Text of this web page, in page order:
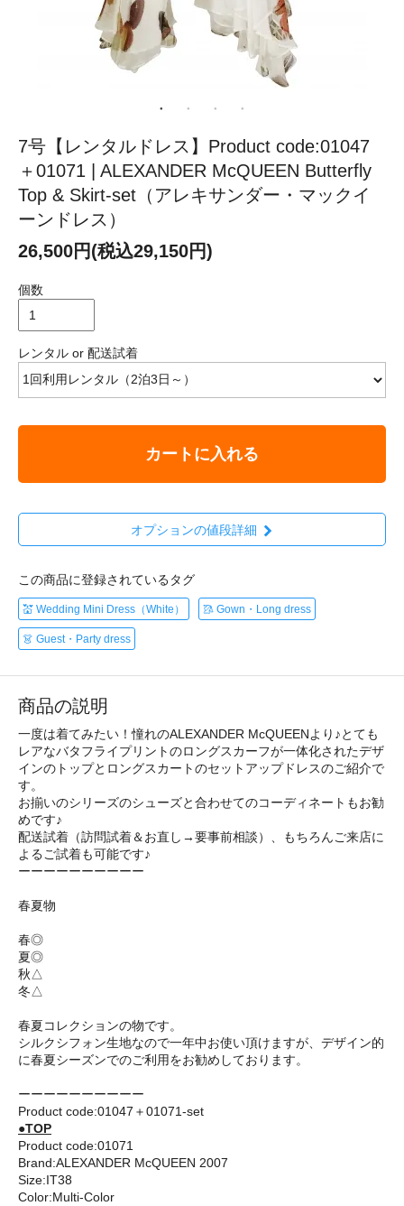
7号【レンタルドレス】Product code:01047
＋01071 | ALEXANDER McQUEEN Butterfly
Top & Skirt-set（アレキサンダー・マックイ
ーンドレス）
26,500円(税込29,150円)
個数
レンタル or 配送試着
カートに入れる
オプションの値段詳細
この商品に登録されているタグ
💒 Wedding Mini Dress（White） 🥻 Gown・Long dress
👗 Guest・Party dress
商品の説明
一度は着てみたい！憧れのALEXANDER McQUEENより♪とても
レアなバタフライプリントのロングスカーフが一体化されたデザ
インのトップとロングスカートのセットアップドレスのご紹介で
す。
お揃いのシリーズのシューズと合わせてのコーディネートもお勧
めです♪
配送試着（訪問試着＆お直し→要事前相談）、もちろんご来店に
よるご試着も可能です♪
ーーーーーーーーーー
春夏物
春◎
夏◎
秋△
冬△
春夏コレクションの物です。
シルクシフォン生地なので一年中お使い頂けますが、デザイン的
に春夏シーズンでのご利用をお勧めしております。
ーーーーーーーーーー
Product code:01047＋01071-set
●TOP
Product code:01071
Brand:ALEXANDER McQUEEN 2007
Size:IT38
Color:Multi-Color